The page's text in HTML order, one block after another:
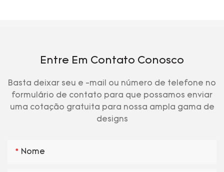
Entre Em Contato Conosco
Basta deixar seu e -mail ou número de telefone no
formulário de contato para que possamos enviar
uma cotação gratuita para nossa ampla gama de
designs
Nome